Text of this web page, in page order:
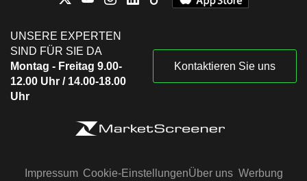
UNSERE EXPERTEN
SIND FÜR SIE DA
Montag - Freitag 9.00-
12.00 Uhr / 14.00-18.00
Uhr
Kontaktieren Sie uns
Impressum Cookie-EinstellungenÜber uns Werbung